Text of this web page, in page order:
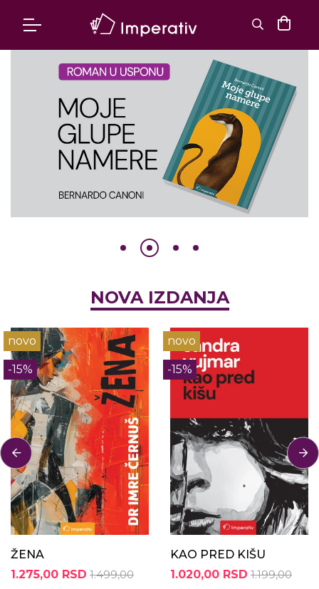
NOVA IZDANJA
novo
-15%
ŽENA
1.275,00 RSD 1.499,00
novo
-15%
KAO PRED KIŠU
1.020,00 RSD 1.199,00